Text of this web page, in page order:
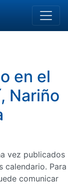
en el
Nariño
vez publicados
calendario. Para
comunicar